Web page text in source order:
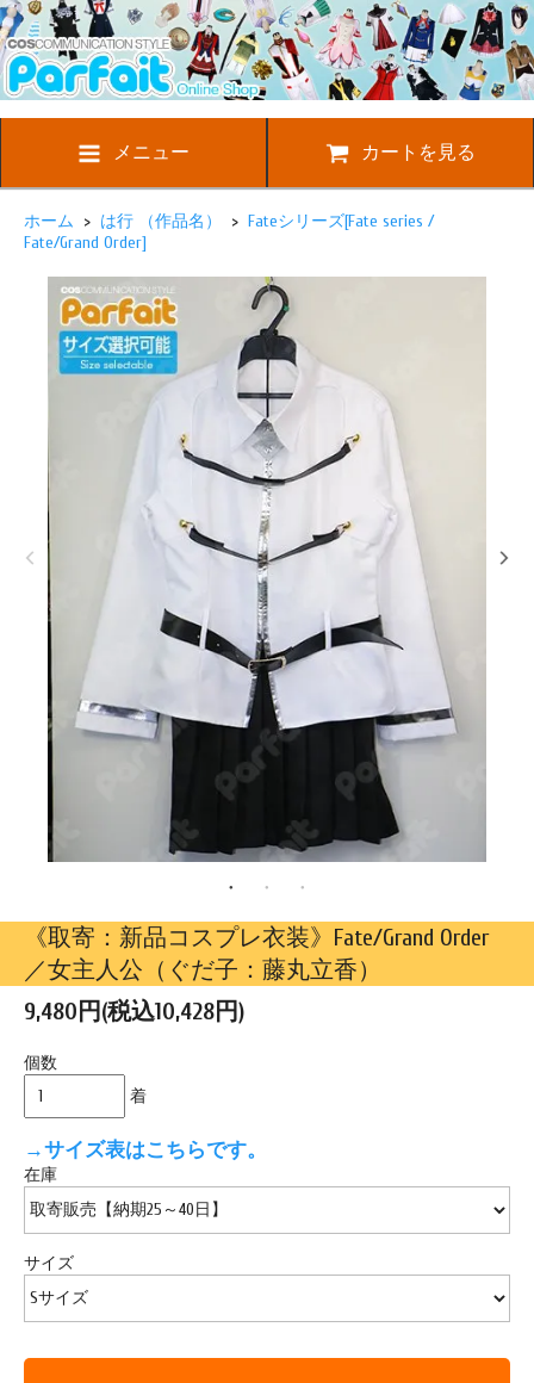
メニュー カートを見る
ホーム > は行 （作品名） > Fateシリーズ[Fate series /
Fate/Grand Order]
《取寄：新品コスプレ衣装》Fate/Grand Order
／女主人公（ぐだ子：藤丸立香）
9,480円(税込10,428円)
個数
着
→サイズ表はこちらです。
在庫
サイズ